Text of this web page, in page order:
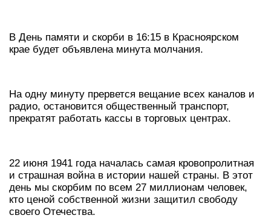
В День памяти и скорби в 16:15 в Красноярском
крае будет объявлена минута молчания.
На одну минуту прервется вещание всех каналов и
радио, остановится общественный транспорт,
прекратят работать кассы в торговых центрах.
22 июня 1941 года началась самая кровопролитная
и страшная война в истории нашей страны. В этот
день мы скорбим по всем 27 миллионам человек,
кто ценой собственной жизни защитил свободу
своего Отечества.